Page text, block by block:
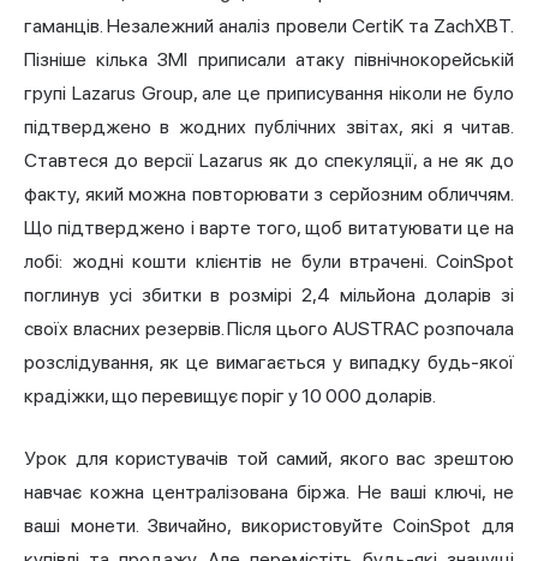
гаманців. Незалежний аналіз провели CertiK та ZachXBT.
Пізніше кілька ЗМІ приписали атаку північнокорейській
групі Lazarus Group, але це приписування ніколи не було
підтверджено в жодних публічних звітах, які я читав.
Ставтеся до версії Lazarus як до спекуляції, а не як до
факту, який можна повторювати з серйозним обличчям.
Що підтверджено і варте того, щоб витатуювати це на
лобі: жодні кошти клієнтів не були втрачені. CoinSpot
поглинув усі збитки в розмірі 2,4 мільйона доларів зі
своїх власних резервів. Після цього AUSTRAC розпочала
розслідування, як це вимагається у випадку будь-якої
крадіжки, що перевищує поріг у 10 000 доларів.
Урок для користувачів той самий, якого вас зрештою
навчає кожна централізована біржа. Не ваші ключі, не
ваші монети. Звичайно, використовуйте CoinSpot для